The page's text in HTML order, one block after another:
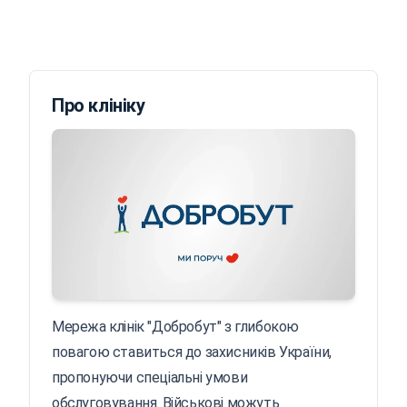
Про клініку
Мережа клінік "Добробут" з глибокою
повагою ставиться до захисників України,
пропонуючи спеціальні умови
обслуговування. Військові можуть